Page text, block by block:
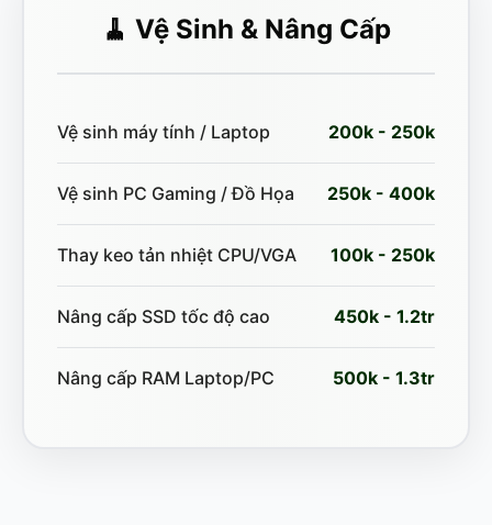
🧹 Vệ Sinh & Nâng Cấp
Vệ sinh máy tính / Laptop 200k - 250k
Vệ sinh PC Gaming / Đồ Họa 250k - 400k
Thay keo tản nhiệt CPU/VGA 100k - 250k
Nâng cấp SSD tốc độ cao 450k - 1.2tr
Nâng cấp RAM Laptop/PC 500k - 1.3tr